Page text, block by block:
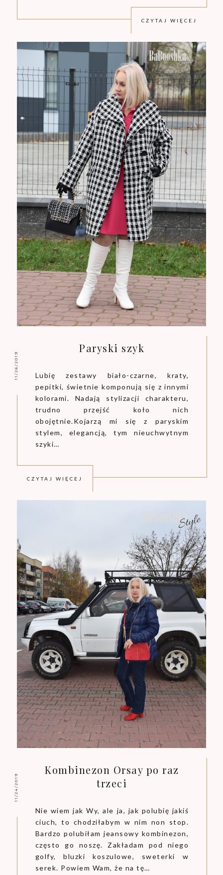
CZYTAJ WIĘCEJ
11/26/2019
Paryski szyk
Lubię zestawy biało-czarne, kraty,
pepitki, świetnie komponują się z innymi
kolorami. Nadają stylizacji charakteru,
trudno przejść koło nich
obojętnie.Kojarzą mi się z paryskim
stylem, elegancją, tym nieuchwytnym
szyki…
CZYTAJ WIĘCEJ
11/24/2019
Kombinezon Orsay po raz
trzeci
Nie wiem jak Wy, ale ja, jak polubię jakiś
ciuch, to chodziłabym w nim non stop.
Bardzo polubiłam jeansowy kombinezon,
często go noszę. Zakładam pod niego
golfy, bluzki koszulowe, sweterki w
serek. Powiem Wam, że na tę…